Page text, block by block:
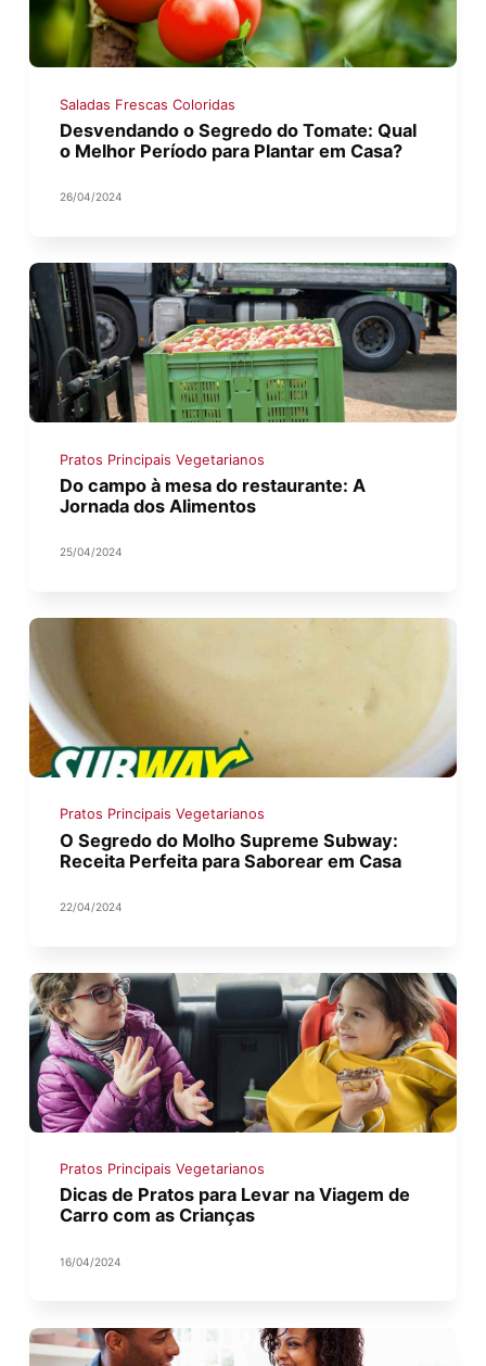
Saladas Frescas Coloridas
Desvendando o Segredo do Tomate: Qual
o Melhor Período para Plantar em Casa?
26/04/2024
Pratos Principais Vegetarianos
Do campo à mesa do restaurante: A
Jornada dos Alimentos
25/04/2024
Pratos Principais Vegetarianos
O Segredo do Molho Supreme Subway:
Receita Perfeita para Saborear em Casa
22/04/2024
Pratos Principais Vegetarianos
Dicas de Pratos para Levar na Viagem de
Carro com as Crianças
16/04/2024